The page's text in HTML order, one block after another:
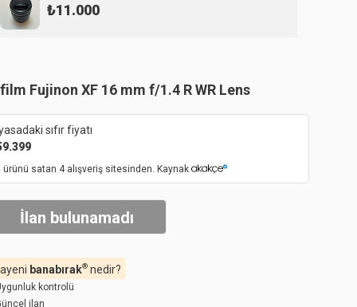
₺11.000
Fujinon XF 16 mm f/1.4 R WR Lens
sıfır fiyatı
ürünü satan 4 alışveriş sitesinden. Kaynak
İlan bulunamadı
banabırak® nedir?
kontrolü
ilan